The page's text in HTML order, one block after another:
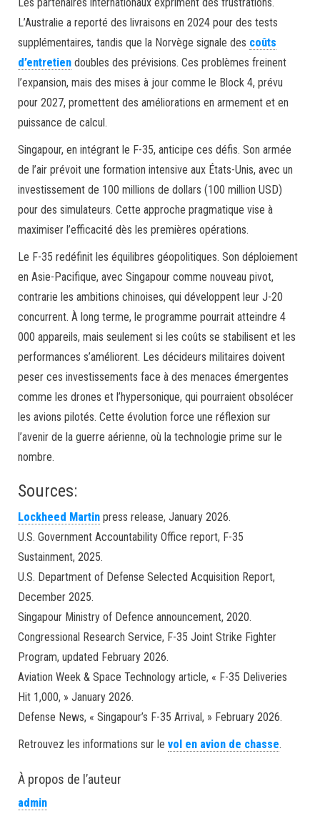
L’Australie a reporté des livraisons en 2024 pour des tests
supplémentaires, tandis que la Norvège signale des coûts
d’entretien doubles des prévisions. Ces problèmes freinent
l’expansion, mais des mises à jour comme le Block 4, prévu
pour 2027, promettent des améliorations en armement et en
puissance de calcul.
Singapour, en intégrant le F-35, anticipe ces défis. Son armée
de l’air prévoit une formation intensive aux États-Unis, avec un
investissement de 100 millions de dollars (100 million USD)
pour des simulateurs. Cette approche pragmatique vise à
maximiser l’efficacité dès les premières opérations.
Le F-35 redéfinit les équilibres géopolitiques. Son déploiement
en Asie-Pacifique, avec Singapour comme nouveau pivot,
contrarie les ambitions chinoises, qui développent leur J-20
concurrent. À long terme, le programme pourrait atteindre 4
000 appareils, mais seulement si les coûts se stabilisent et les
performances s’améliorent. Les décideurs militaires doivent
peser ces investissements face à des menaces émergentes
comme les drones et l’hypersonique, qui pourraient obsolécer
les avions pilotés. Cette évolution force une réflexion sur
l’avenir de la guerre aérienne, où la technologie prime sur le
nombre.
Sources:
Lockheed Martin press release, January 2026.
U.S. Government Accountability Office report, F-35
Sustainment, 2025.
U.S. Department of Defense Selected Acquisition Report,
December 2025.
Singapour Ministry of Defence announcement, 2020.
Congressional Research Service, F-35 Joint Strike Fighter
Program, updated February 2026.
Aviation Week & Space Technology article, « F-35 Deliveries
Hit 1,000, » January 2026.
Defense News, « Singapour’s F-35 Arrival, » February 2026.
Retrouvez les informations sur le vol en avion de chasse.
À propos de l’auteur
admin